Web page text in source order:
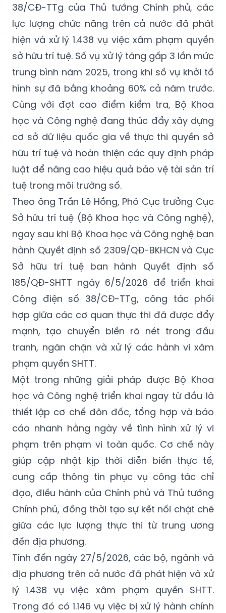
38/CĐ-TTg của Thủ tướng Chính phủ, các
lực lượng chức năng trên cả nước đã phát
hiện và xử lý 1.438 vụ việc xâm phạm quyền
sở hữu trí tuệ. Số vụ xử lý tăng gấp 3 lần mức
trung bình năm 2025, trong khi số vụ khởi tố
hình sự đã bằng khoảng 60% cả năm trước.
Cùng với đợt cao điểm kiểm tra, Bộ Khoa
học và Công nghệ đang thúc đẩy xây dựng
cơ sở dữ liệu quốc gia về thực thi quyền sở
hữu trí tuệ và hoàn thiện các quy định pháp
luật để nâng cao hiệu quả bảo vệ tài sản trí
tuệ trong môi trường số.
Theo ông Trần Lê Hồng, Phó Cục trưởng Cục
Sở hữu trí tuệ (Bộ Khoa học và Công nghệ),
ngay sau khi Bộ Khoa học và Công nghệ ban
hành Quyết định số 2309/QĐ-BKHCN và Cục
Sở hữu trí tuệ ban hành Quyết định số
185/QĐ-SHTT ngày 6/5/2026 để triển khai
Công điện số 38/CĐ-TTg, công tác phối
hợp giữa các cơ quan thực thi đã được đẩy
mạnh, tạo chuyển biến rõ nét trong đấu
tranh, ngăn chặn và xử lý các hành vi xâm
phạm quyền SHTT.
Một trong những giải pháp được Bộ Khoa
học và Công nghệ triển khai ngay từ đầu là
thiết lập cơ chế đôn đốc, tổng hợp và báo
cáo nhanh hằng ngày về tình hình xử lý vi
phạm trên phạm vi toàn quốc. Cơ chế này
giúp cập nhật kịp thời diễn biến thực tế,
cung cấp thông tin phục vụ công tác chỉ
đạo, điều hành của Chính phủ và Thủ tướng
Chính phủ, đồng thời tạo sự kết nối chặt chẽ
giữa các lực lượng thực thi từ trung ương
đến địa phương.
Tính đến ngày 27/5/2026, các bộ, ngành và
địa phương trên cả nước đã phát hiện và xử
lý 1.438 vụ việc xâm phạm quyền SHTT.
Trong đó có 1.146 vụ việc bị xử lý hành chính